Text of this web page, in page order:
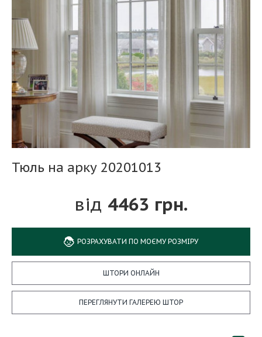
Тюль на арку 20201013
4463 грн.
РОЗРАХУВАТИ ПО МОЄМУ РОЗМІРУ
ШТОРИ ОНЛАЙН
ПЕРЕГЛЯНУТИ ГАЛЕРЕЮ ШТОР